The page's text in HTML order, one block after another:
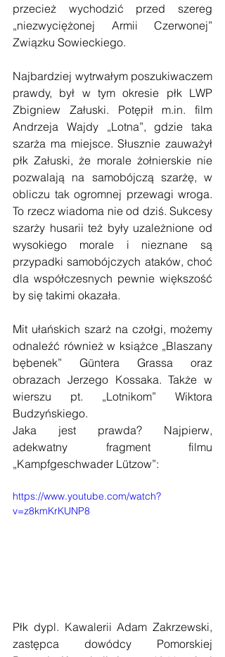
przecież wychodzić przed szereg
„niezwyciężonej Armii Czerwonej”
Związku Sowieckiego.
Najbardziej wytrwałym poszukiwaczem
prawdy, był w tym okresie płk LWP
Zbigniew Załuski. Potępił m.in. film
Andrzeja Wajdy „Lotna”, gdzie taka
szarża ma miejsce. Słusznie zauważył
płk Załuski, że morale żołnierskie nie
pozwalają na samobójczą szarżę, w
obliczu tak ogromnej przewagi wroga.
To rzecz wiadoma nie od dziś. Sukcesy
szarży husarii też były uzależnione od
wysokiego morale i nieznane są
przypadki samobójczych ataków, choć
dla współczesnych pewnie większość
by się takimi okazała.
Mit ułańskich szarż na czołgi, możemy
odnaleźć również w książce „Blaszany
bębenek” Güntera Grassa oraz
obrazach Jerzego Kossaka. Także w
wierszu pt. „Lotnikom” Wiktora
Budzyńskiego.
Jaka jest prawda? Najpierw,
adekwatny fragment filmu
„Kampfgeschwader Lützow”:
https://www.youtube.com/watch?
v=z8kmKrKUNP8
Płk dypl. Kawalerii Adam Zakrzewski,
zastępca dowódcy Pomorskiej